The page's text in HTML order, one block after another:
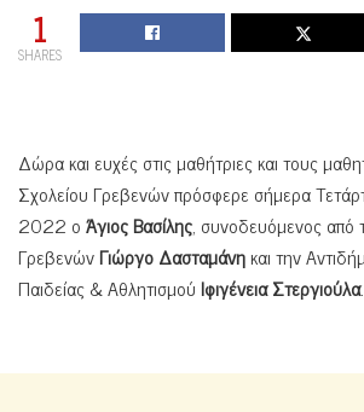
1
SHARES
Δώρα και ευχές στις μαθήτριες και τους
Σχολείου Γρεβενών πρόσφερε σήμερα
2022 οΆγιος Βασίλης, συνοδευόμενος από
ΓρεβενώνΓιώργο Δασταμάνηκαι την
Παιδείας & Αθλητισμού Ιφιγένεια Στεργιούλα.